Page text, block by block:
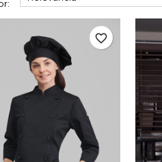
favorite_border
×
×
×
×